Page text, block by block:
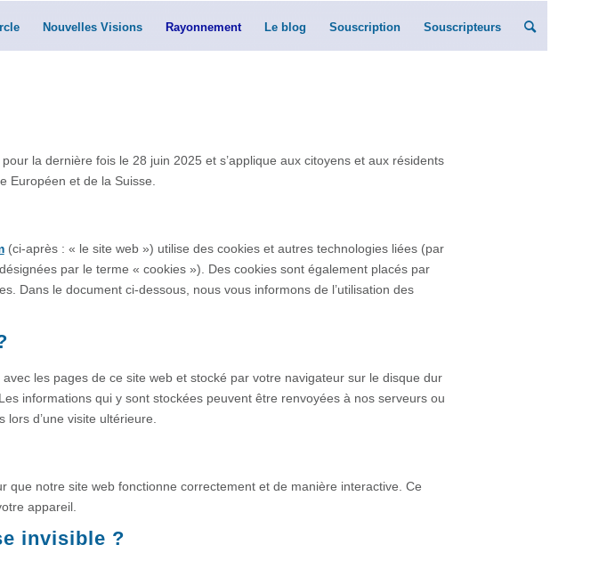
Nouvelles Visions Rayonnement Le blog Souscription Souscripteurs
la dernière fois le 28 juin 2025 et s’applique aux citoyens et aux résidents
Européen et de la Suisse.
(ci-après : « le site web ») utilise des cookies et autres technologies liées (par
par le terme « cookies »). Des cookies sont également placés par
Dans le document ci-dessous, nous vous informons de l’utilisation des
les pages de ce site web et stocké par votre navigateur sur le disque dur
informations qui y sont stockées peuvent être renvoyées à nos serveurs ou
d’une visite ultérieure.
que notre site web fonctionne correctement et de manière interactive. Ce
appareil.
invisible ?